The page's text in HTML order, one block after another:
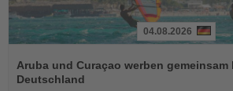
Sie
die
04.08.2026
Aruba und Curaçao werben
Deutschland